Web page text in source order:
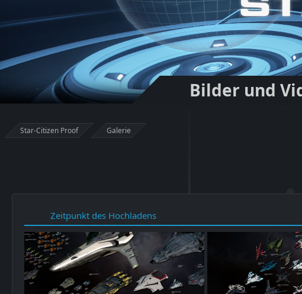
Bilder und
Star-Citizen Proof Galerie
Zeitpunkt des Hochladens